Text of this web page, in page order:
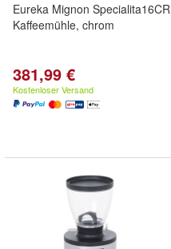
Eureka Mignon Specialita16CR
Kaffeemühle, chrom
381,99 €
Kostenloser Versand